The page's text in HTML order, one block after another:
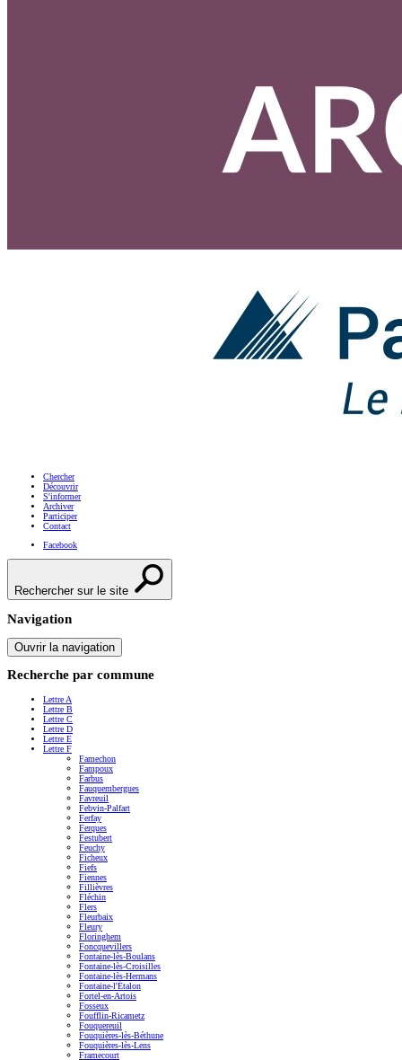
Chercher
Découvrir
S'informer
Archiver
Participer
Contact
Facebook
Rechercher sur le site
Navigation
Ouvrir la navigation
Recherche par commune
Lettre A
Lettre B
Lettre C
Lettre D
Lettre E
Lettre F
Famechon
Fampoux
Farbus
Fauquembergues
Favreuil
Febvin-Palfart
Ferfay
Ferques
Festubert
Feuchy
Ficheux
Fiefs
Fiennes
Fillièvres
Fléchin
Flers
Fleurbaix
Fleury
Floringhem
Foncquevillers
Fontaine-lès-Boulans
Fontaine-lès-Croisilles
Fontaine-lès-Hermans
Fontaine-l'Étalon
Fortel-en-Artois
Fosseux
Foufflin-Ricametz
Fouquereuil
Fouquières-lès-Béthune
Fouquières-lès-Lens
Framecourt